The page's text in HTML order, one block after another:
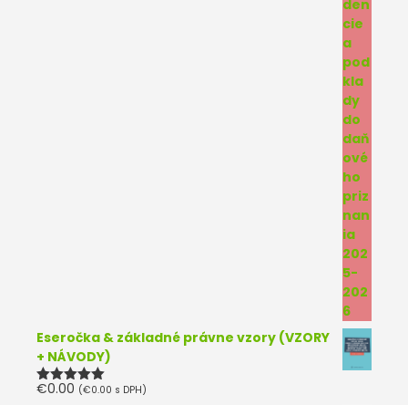
Eseročka & základné právne vzory (VZORY
+ NÁVODY)
Hodnotenie
€0.00 (€0.00 s DPH)